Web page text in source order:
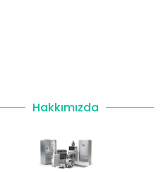
Hakkımızda